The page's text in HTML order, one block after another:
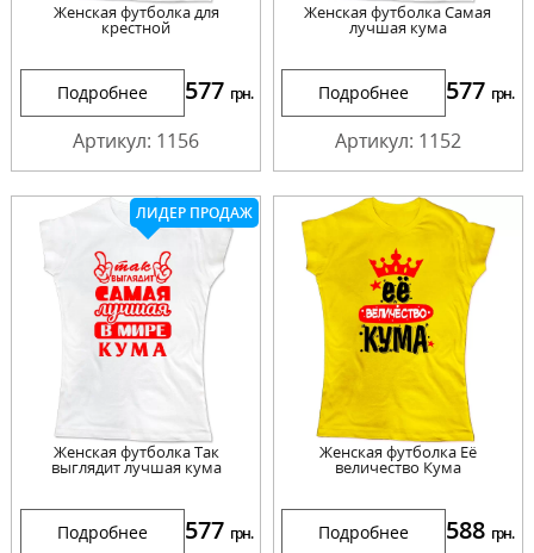
Женская футболка для
крестной
Подробнее 577 грн.
Артикул: 1156
Женская футболка Самая
лучшая кума
Подробнее 577 грн.
Артикул: 1152
ЛИДЕР ПРОДАЖ
Женская футболка Так
выглядит лучшая кума
Подробнее 577 грн.
Женская футболка Её
величество Кума
Подробнее 588 грн.